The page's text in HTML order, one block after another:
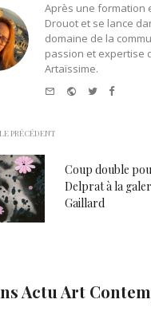
Après une formation
Drouot et se lance
domaine de la
passion et expertise
Artaïssime.
Website
Twitter
PRÉCÉDENT
Coup double
Delprat à la
Gaillard
Actu Art